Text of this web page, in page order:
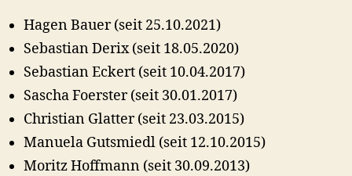
Hagen Bauer (seit 25.10.2021)
Sebastian Derix (seit 18.05.2020)
Sebastian Eckert (seit 10.04.2017)
Sascha Foerster (seit 30.01.2017)
Christian Glatter (seit 23.03.2015)
Manuela Gutsmiedl (seit 12.10.2015)
Moritz Hoffmann (seit 30.09.2013)